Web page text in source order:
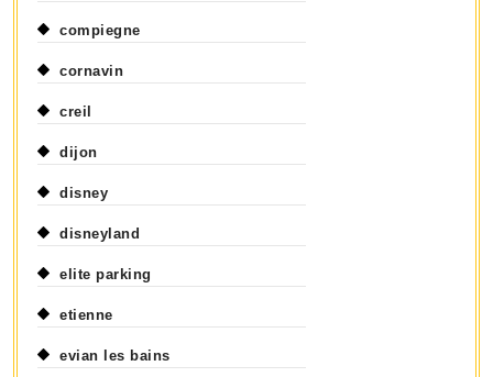
compiegne
cornavin
creil
dijon
disney
disneyland
elite parking
etienne
evian les bains